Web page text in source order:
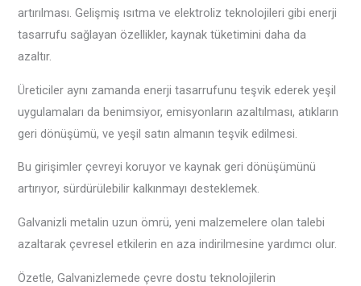
artırılması. Gelişmiş ısıtma ve elektroliz teknolojileri gibi enerji
tasarrufu sağlayan özellikler, kaynak tüketimini daha da
azaltır.
Üreticiler aynı zamanda enerji tasarrufunu teşvik ederek yeşil
uygulamaları da benimsiyor, emisyonların azaltılması, atıkların
geri dönüşümü, ve yeşil satın almanın teşvik edilmesi.
Bu girişimler çevreyi koruyor ve kaynak geri dönüşümünü
artırıyor, sürdürülebilir kalkınmayı desteklemek.
Galvanizli metalin uzun ömrü, yeni malzemelere olan talebi
azaltarak çevresel etkilerin en aza indirilmesine yardımcı olur.
Özetle, Galvanizlemede çevre dostu teknolojilerin